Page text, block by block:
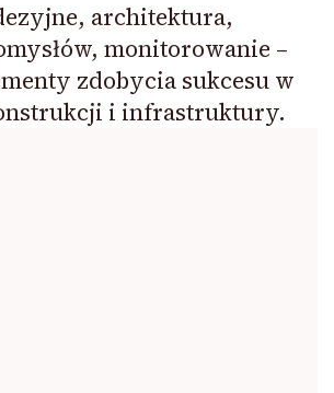
architektura,
monitorowanie –
zdobycia sukcesu w
i infrastruktury.